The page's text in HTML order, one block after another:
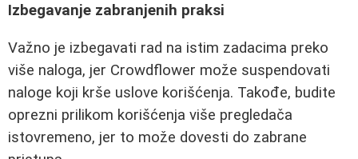
Izbegavanje zabranjenih praksi
Važno je izbegavati rad na istim zadacima preko
više naloga, jer Crowdflower može suspendovati
naloge koji krše uslove korišćenja. Takođe, budite
oprezni prilikom korišćenja više pregledača
istovremeno, jer to može dovesti do zabrane